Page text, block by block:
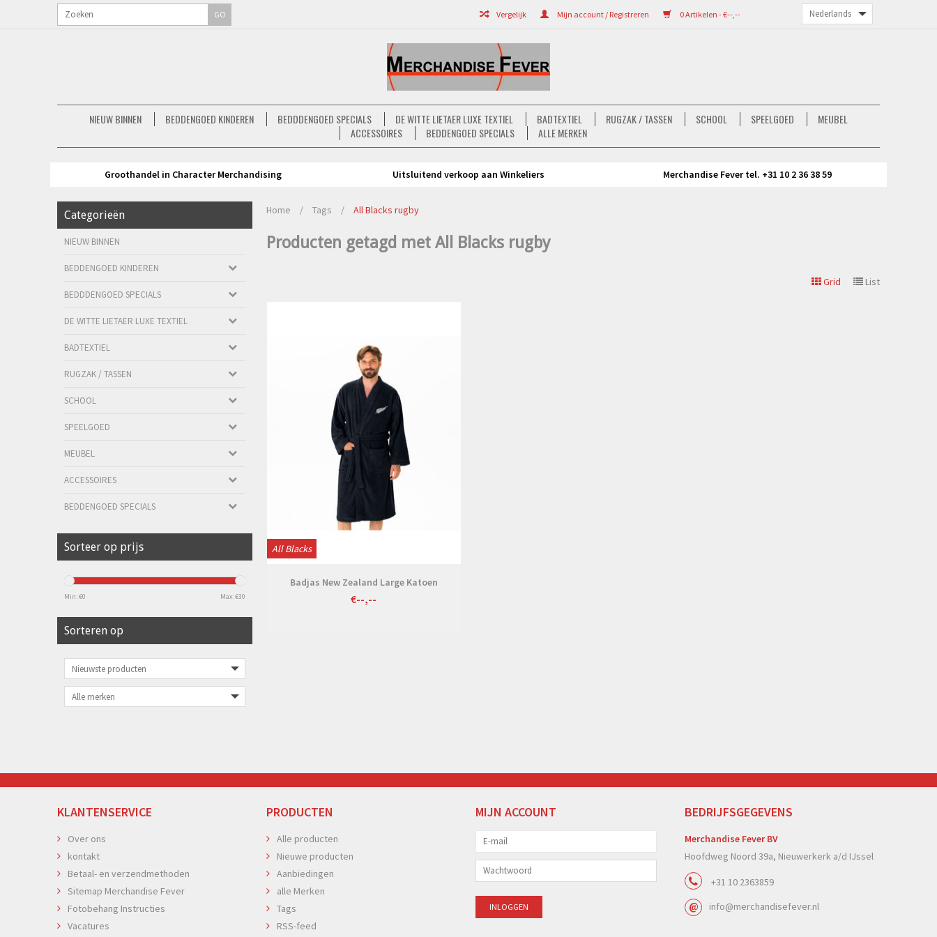
0 Artikelen - €--,--
Mijn account / Registreren
Vergelijk
GO
NIEUW BINNEN BEDDENGOED KINDEREN BEDDDENGOED SPECIALS DE WITTE LIETAER LUXE TEXTIEL BADTEXTIEL RUGZAK / TASSEN SCHOOL SPEELGOED
MEUBEL
ACCESSOIRES
BEDDENGOED SPECIALS ALLE MERKEN
Groothandel in Character Merchandising Uitsluitend verkoop aan Winkeliers Merchandise Fever tel. +31 10 2 36 38 59
Categorieën
NIEUW BINNEN
BEDDENGOED KINDEREN
BEDDDENGOED SPECIALS
DE WITTE LIETAER LUXE TEXTIEL
BADTEXTIEL
RUGZAK / TASSEN
SCHOOL
SPEELGOED
MEUBEL
ACCESSOIRES
BEDDENGOED SPECIALS
Sorteer op prijs
Min: €0 Max: €30
Sorteren op
Home / Tags / All Blacks rugby
Producten getagd met All Blacks rugby
Grid List
All Blacks
Badjas New Zealand Large Katoen
€--,--
KLANTENSERVICE
Over ons
kontakt
Betaal- en verzendmethoden
Sitemap Merchandise Fever
Fotobehang Instructies
Vacatures
PRODUCTEN
Alle producten
Nieuwe producten
Aanbiedingen
alle Merken
Tags
RSS-feed
MIJN ACCOUNT BEDRIJFSGEGEVENS
Merchandise Fever BV
Hoofdweg Noord 39a, Nieuwerkerk a/d IJssel
+31 10 2363859
info@merchandisefever.nl